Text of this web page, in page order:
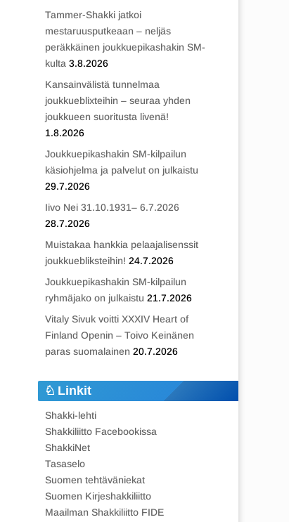
Tammer-Shakki jatkoi
mestaruusputkeaan – neljäs
peräkkäinen joukkuepikashakin SM-
kulta 3.8.2026
Kansainvälistä tunnelmaa
joukkueblixteihin – seuraa yhden
joukkueen suoritusta livenä!
1.8.2026
Joukkuepikashakin SM-kilpailun
käsiohjelma ja palvelut on julkaistu
29.7.2026
Iivo Nei 31.10.1931– 6.7.2026
28.7.2026
Muistakaa hankkia pelaajalisenssit
joukkuebliksteihin! 24.7.2026
Joukkuepikashakin SM-kilpailun
ryhmäjako on julkaistu 21.7.2026
Vitaly Sivuk voitti XXXIV Heart of
Finland Openin – Toivo Keinänen
paras suomalainen 20.7.2026
Linkit
Shakki-lehti
Shakkiliitto Facebookissa
ShakkiNet
Tasaselo
Suomen tehtäväniekat
Suomen Kirjeshakkiliitto
Maailman Shakkiliitto FIDE